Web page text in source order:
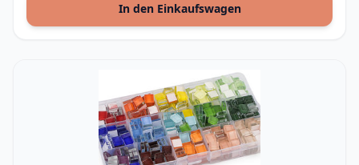
In den Einkaufswagen